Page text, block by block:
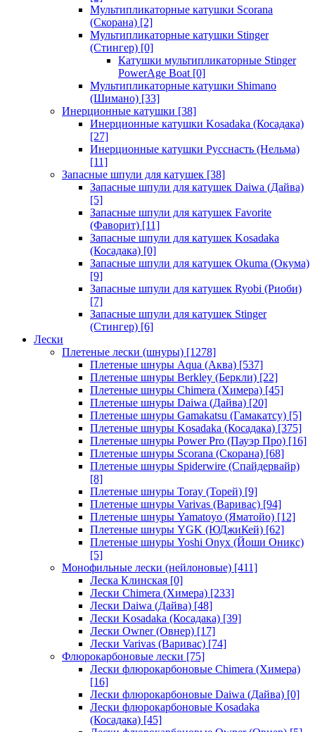
Мультипликаторные катушки Scorana
(Скорана) [2]
Мультипликаторные катушки Stinger
(Стингер) [0]
Катушки мультипликаторные Stinger
PowerAge Boat [0]
Мультипликаторные катушки Shimano
(Шимано) [33]
Инерционные катушки [38]
Инерционные катушки Kosadaka (Косадака)
[27]
Инерционные катушки Русснасть (Нельма)
[11]
Запасные шпули для катушек [38]
Запасные шпули для катушек Daiwa (Дайва)
[5]
Запасные шпули для катушек Favorite
(Фаворит) [11]
Запасные шпули для катушек Kosadaka
(Косадака) [0]
Запасные шпули для катушек Okuma (Окума)
[9]
Запасные шпули для катушек Ryobi (Риоби)
[7]
Запасные шпули для катушек Stinger
(Стингер) [6]
Лески
Плетеные лески (шнуры) [1278]
Плетеные шнуры Aqua (Аква) [537]
Плетеные шнуры Berkley (Беркли) [22]
Плетеные шнуры Chimera (Химера) [45]
Плетеные шнуры Daiwa (Дайва) [20]
Плетеные шнуры Gamakatsu (Гамакатсу) [5]
Плетеные шнуры Kosadaka (Косадака) [375]
Плетеные шнуры Power Pro (Пауэр Про) [16]
Плетеные шнуры Scorana (Скорана) [68]
Плетеные шнуры Spiderwire (Спайдервайр)
[8]
Плетеные шнуры Toray (Торей) [9]
Плетеные шнуры Varivas (Варивас) [94]
Плетеные шнуры Yamatoyo (Яматойо) [12]
Плетеные шнуры YGK (ЮДжиКей) [62]
Плетеные шнуры Yoshi Onyx (Йоши Оникс)
[5]
Монофильные лески (нейлоновые) [411]
Леска Клинская [0]
Лески Chimera (Химера) [233]
Лески Daiwa (Дайва) [48]
Лески Kosadaka (Косадака) [39]
Лески Owner (Овнер) [17]
Лески Varivas (Варивас) [74]
Флюрокарбоновые лески [75]
Лески флюрокарбоновые Chimera (Химера)
[16]
Лески флюрокарбоновые Daiwa (Дайва) [0]
Лески флюрокарбоновые Kosadaka
(Косадака) [45]